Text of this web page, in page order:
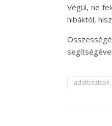
Végül, ne
hibáktól,
adatbázisok